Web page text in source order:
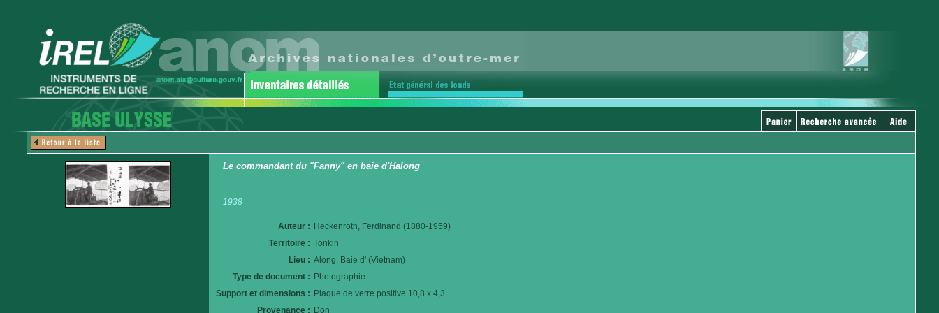
Le commandant du "Fanny" en baie d'Halong
1938
Auteur : Heckenroth, Ferdinand (1880-1959)
Territoire : Tonkin
Lieu : Along, Baie d' (Vietnam)
Type de document : Photographie
Support et dimensions : Plaque de verre positive 10,8 x 4,3
Provenance : Don